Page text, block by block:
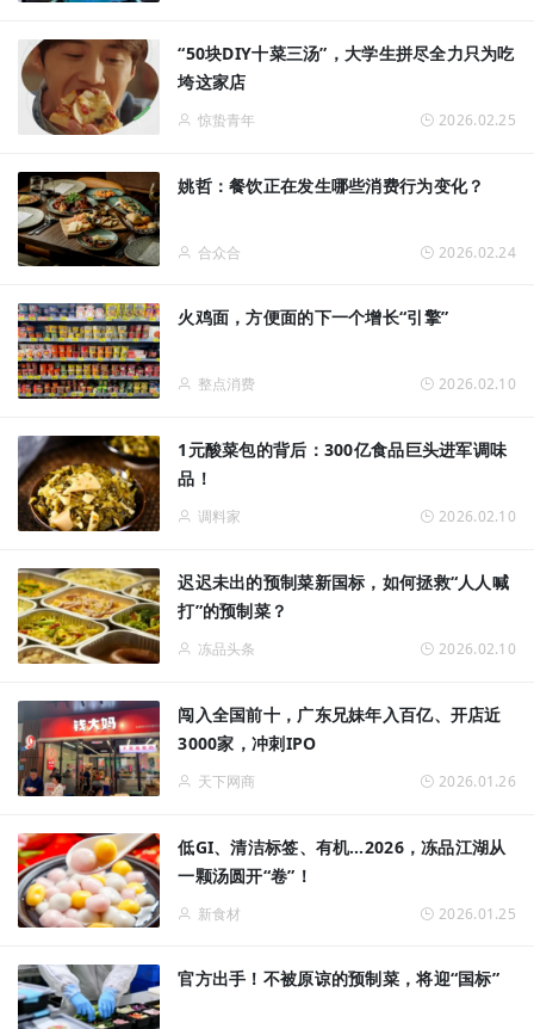
“50块DIY十菜三汤”，大学生拼尽全力只为吃
垮这家店
惊蛰青年 2026.02.25
姚哲：餐饮正在发生哪些消费行为变化？
合众合 2026.02.24
火鸡面，方便面的下一个增长“引擎”
整点消费 2026.02.10
1元酸菜包的背后：300亿食品巨头进军调味
品！
调料家 2026.02.10
迟迟未出的预制菜新国标，如何拯救“人人喊
打”的预制菜？
冻品头条 2026.02.10
闯入全国前十，广东兄妹年入百亿、开店近
3000家，冲刺IPO
天下网商 2026.01.26
低GI、清洁标签、有机…2026，冻品江湖从
一颗汤圆开“卷”！
新食材 2026.01.25
官方出手！不被原谅的预制菜，将迎“国标”